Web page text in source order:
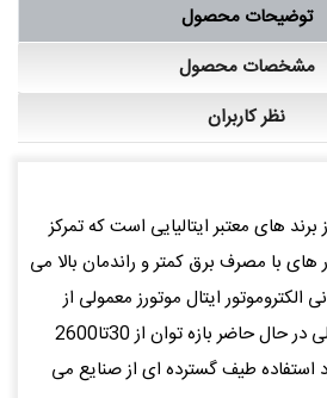
توضیحات محصول
مشخصات محصول
نظر کاربران
های معتبر ایتالیایی است که تمرکز
های با مصرف برق کمتر و راندمان بالا می
الکتروموتور ایتال موتورز معمولی از
0.37تا 37 کیلووات بود ولی در حال حاضر بازه توان از 30تا2600
استفاده طیف گسترده ای از صنایع می